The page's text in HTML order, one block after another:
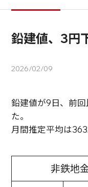
鉛建値、3円
2026/02/09
鉛建値が9日、前
た。
月間推定平均は
非鉄地